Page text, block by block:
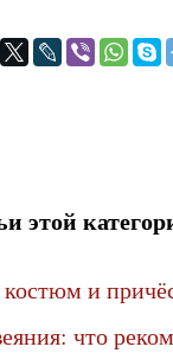
этой
и
что